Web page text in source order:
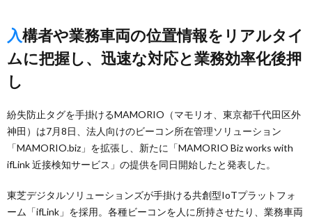
入構者や業務車両の位置情報をリアルタイ
ムに把握し、迅速な対応と業務効率化後押
し
紛失防止タグを手掛けるMAMORIO（マモリオ、東京都千代田区外
神田）は7月8日、法人向けのビーコン所在管理ソリューション
「MAMORIO.biz」を拡張し、新たに「MAMORIO Biz works with
ifLink 近接検知サービス」の提供を同日開始したと発表した。
東芝デジタルソリューションズが手掛ける共創型IoTプラットフォ
ーム「ifLink」を採用。各種ビーコンを人に所持させたり、業務車両